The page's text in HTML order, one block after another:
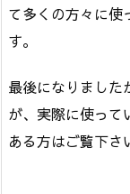
て多くの方々に使
す。
最後になりました
が、実際に使って
ある方はご覧下さ